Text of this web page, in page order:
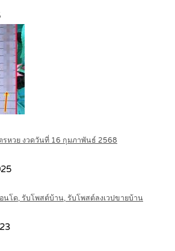
หวย งวดวันที่ 16 กุมภาพันธ์ 2568
โด, รับโพสต์บ้าน, รับโพสต์ลงเวปขายบ้าน